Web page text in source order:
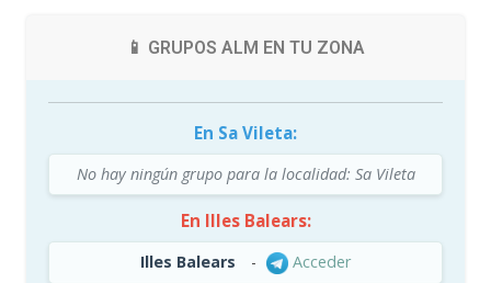
📱 GRUPOS ALM EN TU ZONA
En Sa Vileta:
No hay ningún grupo para la localidad: Sa Vileta
En Illes Balears:
Illes Balears - Acceder